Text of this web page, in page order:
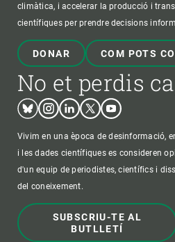
climàtica, i accelerar la producció i
científiques per prendre decisions
DONAR COM POTS
No et perdis
BlueskyInstagram
LinkedinTwitterYoutube
Vivim en una època de desinformació,
i les dades científiques es consideren
d'un equip de periodistes, científics i
del coneixement.
SUBSCRIU-TE AL
BUTLLETÍ